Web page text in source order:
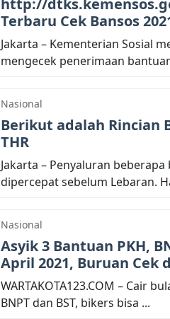
http://
Terbaru Cek Bansos
Jakarta – Kementerian Sosial
mengecek penerimaan
Nasional
Berikut adalah Rincian
THR
Jakarta – Penyaluran
dipercepat sebelum Lebaran.
Nasional
Asyik 3 Bantuan PKH,
April 2021, Buruan Cek
WARTAKOTA123.COM – Cair
BNPT dan BST, bikers bisa ...